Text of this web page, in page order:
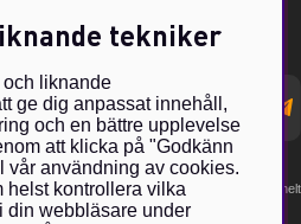
direkt till din e-post!*
från samarbetspartners. Din prenumeration är helt
tekniker
liknande
ge dig anpassat innehåll,
och en bättre upplevelse
att klicka på "Godkänn
vår användning av cookies.
helst kontrollera vilka
din webbläsare under